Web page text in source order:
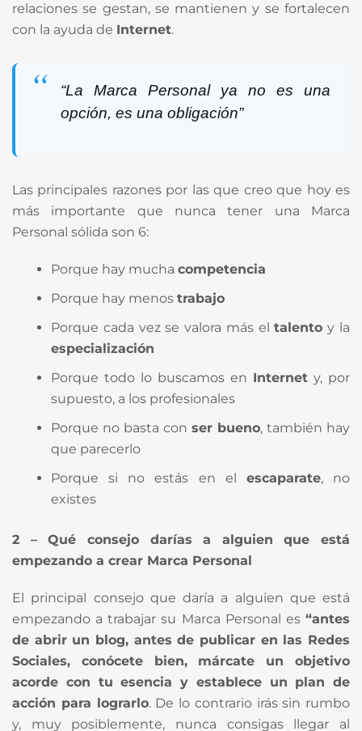
relaciones se gestan, se mantienen y se fortalecen
con la ayuda de Internet.
“La Marca Personal ya no es una
opción, es una obligación”
Las principales razones por las que creo que hoy es
más importante que nunca tener una Marca
Personal sólida son 6:
Porque hay mucha competencia
Porque hay menos trabajo
Porque cada vez se valora más eltalento y la
especialización
Porque todo lo buscamos en Internet y, por
supuesto, a los profesionales
Porque no basta con ser bueno, también hay
que parecerlo
Porque si no estás en el escaparate, no
existes
2 – Qué consejo darías a alguien que está
empezando a crear Marca Personal
El principal consejo que daría a alguien que está
empezando a trabajar su Marca Personal es “antes
de abrir un blog, antes de publicar en las Redes
Sociales, conócete bien, márcate un objetivo
acorde con tu esencia y establece un plan de
acción para lograrlo. De lo contrario irás sin rumbo
y, muy posiblemente, nunca consigas llegar al